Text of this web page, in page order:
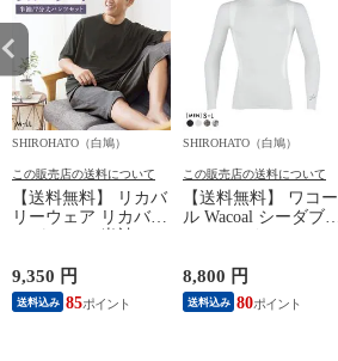
SHIROHATO（白鳩）
この販売店の送料について
【送料無料】 リカバ
リーウェア リカバリ
ーパジャマ 半袖 メ
ームウェア パジャマ
リカバリーケア 7分
丈パンツ 疲労回復
9,350 円
送料込み 85
SHIROHATO（白鳩）
この販売店の送料について
【送料無料】 ワコー
ル Wacoal シーダブリ
JYURYU 柔流 ジュウ
リュウ メンズ トッ
プ SML ハイネック
8,800 円
送料込み 80